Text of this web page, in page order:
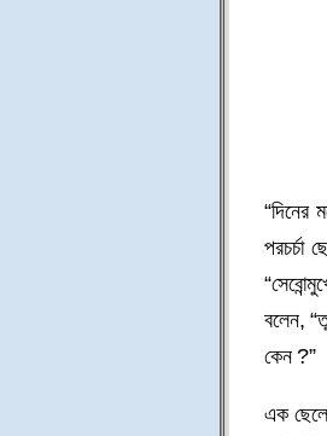
“দিনের
পরচর্চা
বলেন,
কেন ?”
এক